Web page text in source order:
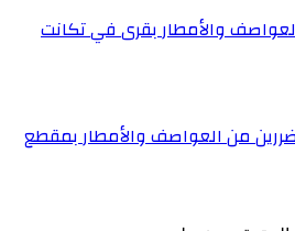
العواصف والأمطار بقرى في تكانت
من العواصف والأمطار بمقطع